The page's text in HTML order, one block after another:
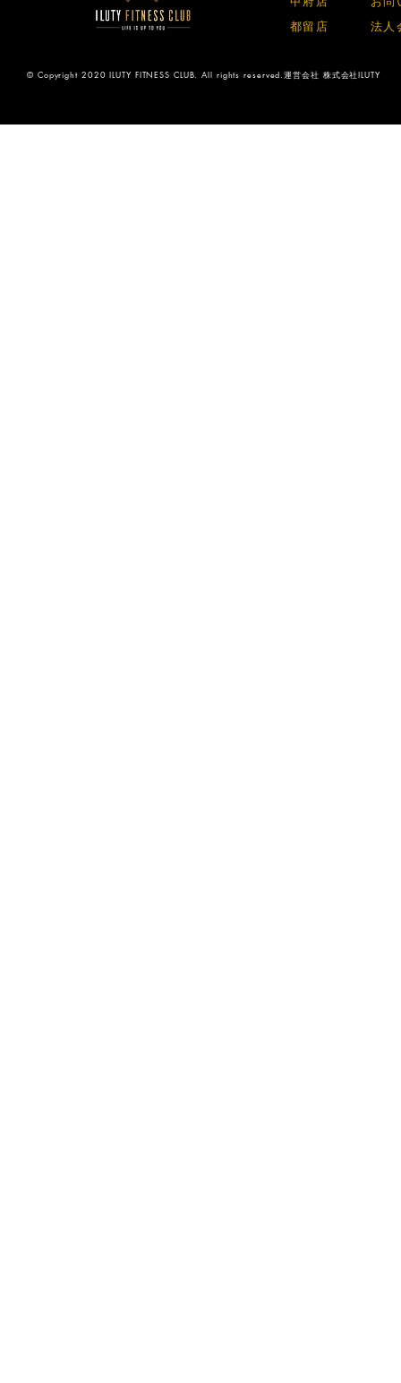
​都留店​
法人
© Copyright 2020 ILUTY FITNESS CLUB. All rights reserved.運営会社 株式会社ILUTY